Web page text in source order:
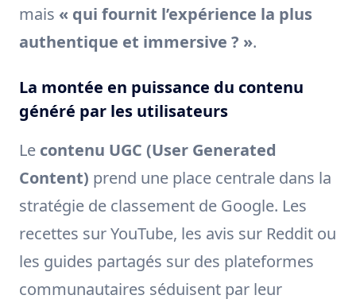
mais « qui fournit l’expérience la plus
authentique et immersive ? ».
La montée en puissance du contenu
généré par les utilisateurs
Le contenu UGC (User Generated
Content) prend une place centrale dans la
stratégie de classement de Google. Les
recettes sur YouTube, les avis sur Reddit ou
les guides partagés sur des plateformes
communautaires séduisent par leur